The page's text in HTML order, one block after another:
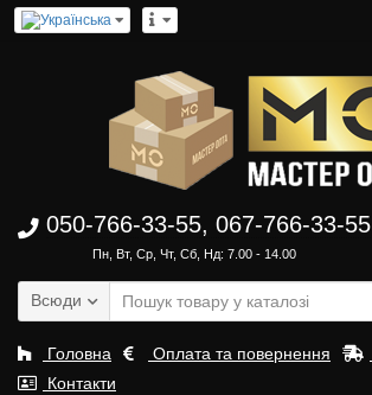
050-766-33-55, 067-766-33-55
Пн, Вт, Ср, Чт, Сб, Нд: 7.00 - 14.00
Всюди
Головна Оплата та повернення
Контакти